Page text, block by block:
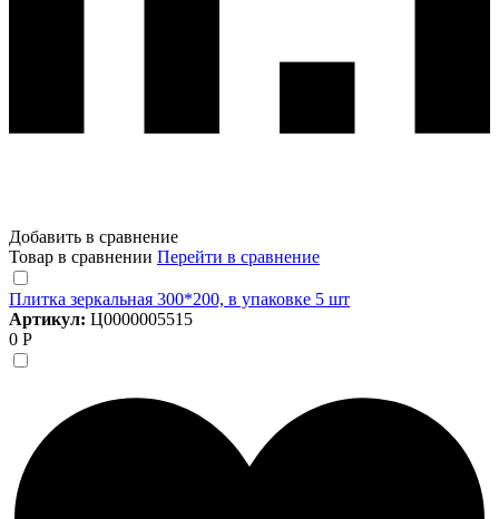
Добавить в сравнение
Товар в сравнении Перейти в сравнение
Плитка зеркальная 300*200, в упаковке 5 шт
Артикул: Ц0000005515
0 Р